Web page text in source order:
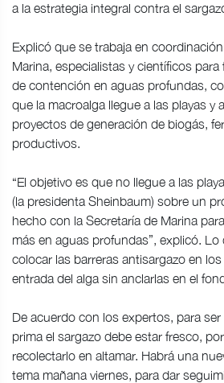
a la estrategia integral contra el
Explicó que se trabaja en
Marina, especialistas y científicos
de contención en aguas profundas,
que la macroalga llegue a las playas y
proyectos de generación de biogás,
productivos.
“El objetivo es que no llegue a las
(la presidenta Sheinbaum) sobre un
hecho con la Secretaría de Marina
más en aguas profundas”, explicó.
colocar las barreras antisargazo en
entrada del alga sin anclarlas en el
De acuerdo con los expertos, para
prima el sargazo debe estar fresco,
recolectarlo en altamar. Habrá una
tema mañana viernes, para dar